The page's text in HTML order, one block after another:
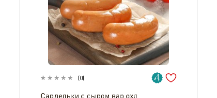
(0)
Сардельки с сыром вар охл